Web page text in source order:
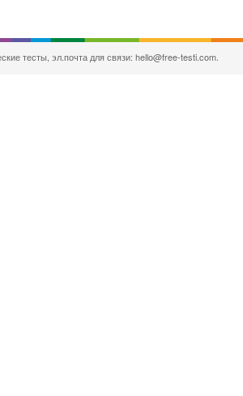
тесты, эл.почта для связи: hello@free-testi.com.